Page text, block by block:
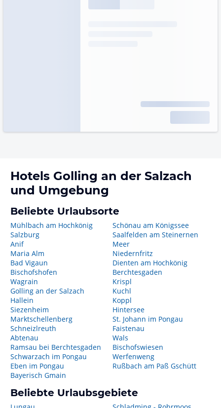
Hotels Golling an der Salzach
und Umgebung
Beliebte Urlaubsorte
Mühlbach am Hochkönig
Salzburg
Anif
Maria Alm
Bad Vigaun
Bischofshofen
Wagrain
Golling an der Salzach
Hallein
Siezenheim
Marktschellenberg
Schneizlreuth
Abtenau
Ramsau bei Berchtesgaden
Schwarzach im Pongau
Eben im Pongau
Bayerisch Gmain
Schönau am Königssee
Saalfelden am Steinernen
Meer
Niedernfritz
Dienten am Hochkönig
Berchtesgaden
Krispl
Kuchl
Koppl
Hintersee
St. Johann im Pongau
Faistenau
Wals
Bischofswiesen
Werfenweng
Rußbach am Paß Gschütt
Beliebte Urlaubsgebiete